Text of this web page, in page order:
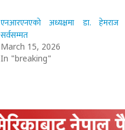
एनआरएनएको अध्यक्षमा डा. हेमराज
सर्वसम्मत
March 15, 2026
In "breaking"